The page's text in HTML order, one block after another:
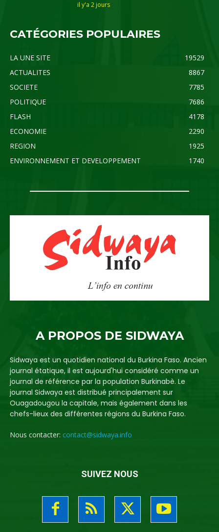
il y'a 2 jours
CATÉGORIES POPULAIRES
LA UNE SITE
19529
ACTUALITES
8867
SOCIETE
7785
POLITIQUE
7686
FLASH
4178
ECONOMIE
2290
REGION
1925
ENVIRONNEMENT ET DEVELOPPEMENT
1740
A PROPOS DE SIDWAYA
Sidwaya est un quotidien national du Burkina Faso. Ancien
journal étatique, il est aujourd'hui considéré comme un
journal de référence par la population Burkinabè. Le
journal Sidwaya est distribué principalement sur
Ouagadougou la capitale, mais également dans les
chefs-lieux des différentes régions du Burkina Faso.
Nous contacter: contact@sidwaya.info
SUIVEZ NOUS